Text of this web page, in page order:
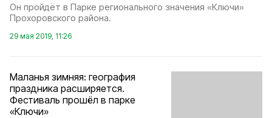
Он пройдёт в Парке регионального значения «Ключи»
Прохоровского района.
29 мая 2019, 11:26
Маланья зимняя: география
праздника расширяется.
Фестиваль прошёл в парке
«Ключи»